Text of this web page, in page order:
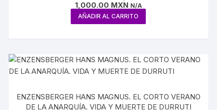
1,000.00 MXN N/A
AÑADIR AL CARRITO
ENZENSBERGER HANS MAGNUS. EL CORTO VERANO
DE LA ANARQUÍA. VIDA Y MUERTE DE DURRUTI